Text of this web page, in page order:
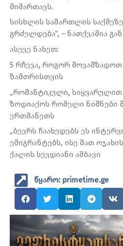
მიმართავს.
სისხლის სამართლის
გრძელდება“, – ნათქვამია
ასევე ნახეთ:
5 რჩევა, როგორ მოვამზადოთ
ზამთრისთვის
„რომანტიკული, სიყვარულით
ზოდიაქოს რომელი ნიშნები
ერთმანეთს
„ბევრს ჩაახედებს ეს
ემიგრანტებს, ისე მათ
ქალის სევდიანი ამბავი
წყარო: primetime.ge